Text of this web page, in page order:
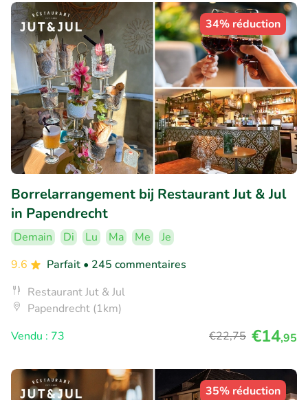
34% réduction
Borrelarrangement bij Restaurant Jut & Jul
in Papendrecht
Demain Di Lu Ma Me
Je
9.6
Parfait • 245 commentaires
Restaurant Jut & Jul
Papendrecht (1km)
Vendu : 73
€22,75 €14,95
35% réduction